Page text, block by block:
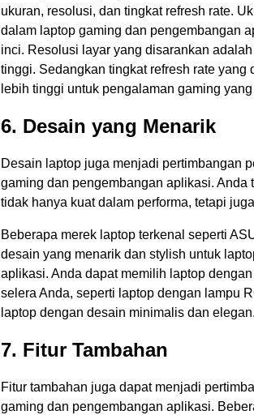
ukuran, resolusi, dan tingkat refresh rate.
dalam laptop gaming dan pengembangan
inci. Resolusi layar yang disarankan
tinggi. Sedangkan tingkat refresh rate yang
lebih tinggi untuk pengalaman gaming
6. Desain yang Menarik
Desain laptop juga menjadi pertimbangan
gaming dan pengembangan aplikasi. Anda
tidak hanya kuat dalam performa, tetapi
Beberapa merek laptop terkenal seperti
desain yang menarik dan stylish untuk
aplikasi. Anda dapat memilih laptop
selera Anda, seperti laptop dengan lampu
laptop dengan desain minimalis dan elegan.
7. Fitur Tambahan
Fitur tambahan juga dapat menjadi
gaming dan pengembangan aplikasi.